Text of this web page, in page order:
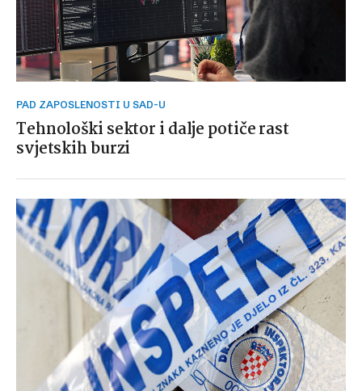
PAD ZAPOSLENOSTI U SAD-U
Tehnološki sektor i dalje potiče rast
svjetskih burzi